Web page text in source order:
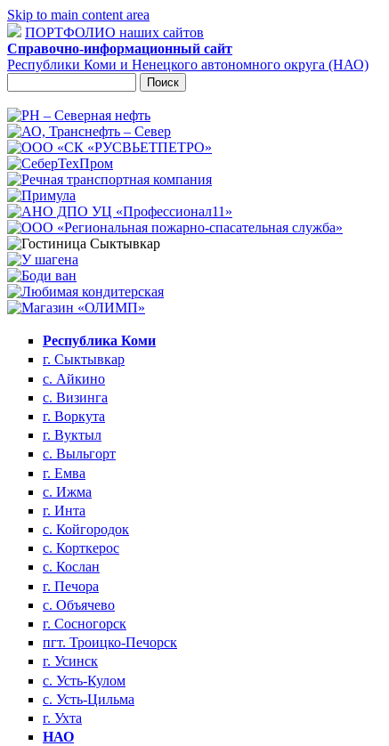
Skip to main content area
ПОРТФОЛИО наших сайтов
Справочно-информационный сайт
Республики Коми и Ненецкого автономного округа (НАО)
Форма поиска
Республика Коми
г. Сыктывкар
с. Айкино
с. Визинга
г. Воркута
г. Вуктыл
с. Выльгорт
г. Емва
с. Ижма
г. Инта
с. Койгородок
с. Корткерос
с. Кослан
г. Печора
с. Объячево
г. Сосногорск
пгт. Троицко-Печорск
г. Усинск
с. Усть-Кулом
с. Усть-Цильма
г. Ухта
НАО